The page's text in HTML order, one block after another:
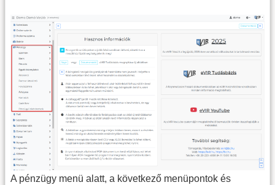
A pénzügy menü alatt, a következő menüpontok és